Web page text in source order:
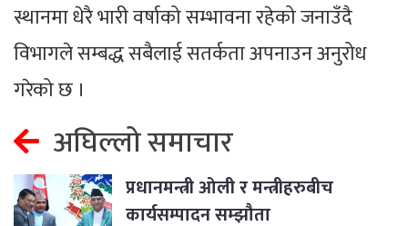
स्थानमा धेरै भारी वर्षाको सम्भावना रहेको जनाउँदै
विभागले सम्बद्ध सबैलाई सतर्कता अपनाउन अनुरोध
गरेको छ ।
अघिल्लो समाचार
प्रधानमन्त्री ओली र मन्त्रीहरुबीच
कार्यसम्पादन सम्झौता